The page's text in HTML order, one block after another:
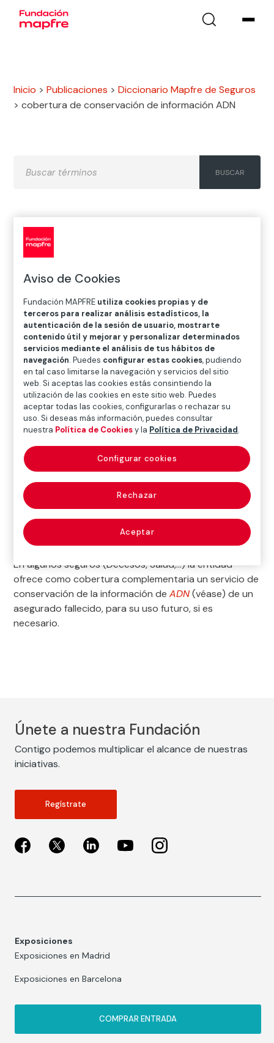
Inicio >Publicaciones >Diccionario Mapfre de Seguros
>cobertura de conservación de información ADN
H
O
P Q R
V
W X Y Z
Diccionario de seguros
cobertura de
conservación de
información ADN
(DNA information
conservation
coverage)
En algunos seguros (Decesos, Salud,…) la entidad
ofrece como cobertura complementaria un servicio de
conservación de la información deADN(véase) de un
asegurado fallecido, para su uso futuro, si es
necesario.
Únete a nuestra Fundación
Contigo podemos multiplicar el alcance de nuestras
iniciativas.
Regístrate
Exposiciones
Exposiciones en Madrid
Exposiciones en Barcelona
COMPRAR ENTRADA
Aviso de Cookies
Fundación MAPFRE utiliza cookies propias y de
terceros para realizar análisis estadísticos, la
autenticación de la sesión de usuario, mostrarte
contenido útil y mejorar y personalizar determinados
servicios mediante el análisis de tus hábitos de
navegación. Puedes configurar estas cookies, pudiendo
en tal caso limitarse la navegación y servicios del sitio
web. Si aceptas las cookies estás consintiendo la
utilización de las cookies en este sitio web. Puedes
aceptar todas las cookies, configurarlas o rechazar su
uso. Si deseas más información, puedes consultar
nuestra Política de Cookiesy la Política de Privacidad.
Rechazar
Aceptar
Configurar cookies